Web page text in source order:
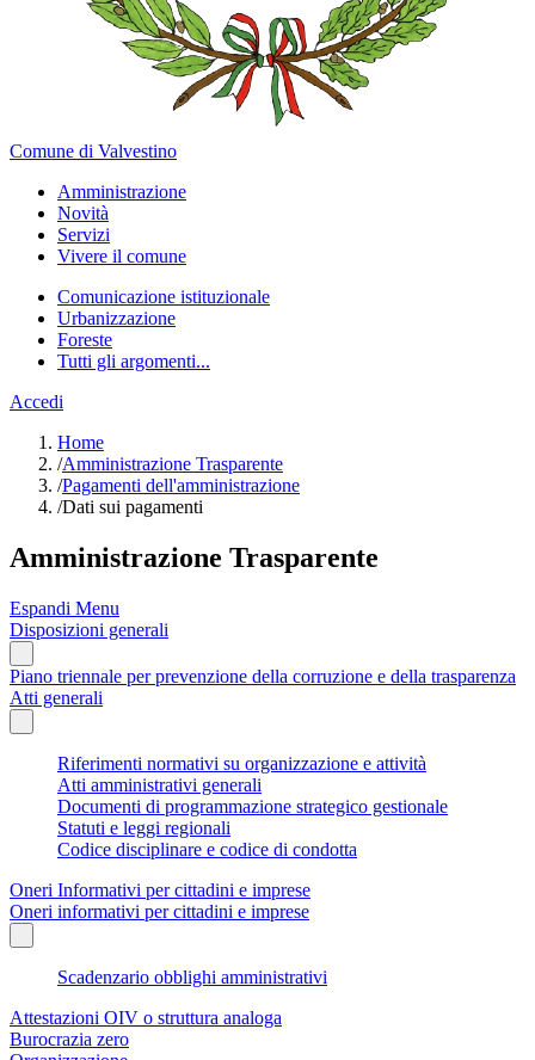
Comune di Valvestino
Amministrazione
Novità
Servizi
Vivere il comune
Comunicazione istituzionale
Urbanizzazione
Foreste
Tutti gli argomenti...
Accedi
Home
/Amministrazione Trasparente
/Pagamenti dell'amministrazione
/Dati sui pagamenti
Amministrazione Trasparente
Espandi Menu
Disposizioni generali
Piano triennale per prevenzione della corruzione e della trasparenza
Atti generali
Riferimenti normativi su organizzazione e attività
Atti amministrativi generali
Documenti di programmazione strategico gestionale
Statuti e leggi regionali
Codice disciplinare e codice di condotta
Oneri Informativi per cittadini e imprese
Oneri informativi per cittadini e imprese
Scadenzario obblighi amministrativi
Attestazioni OIV o struttura analoga
Burocrazia zero